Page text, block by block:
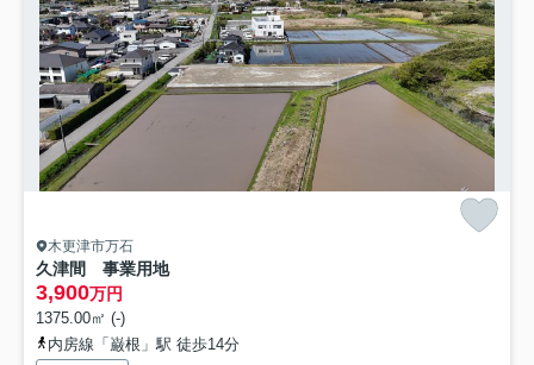
木更津市万石
久津間 事業用地
3,900万円
1375.00㎡ (-)
内房線「巌根」駅 徒歩14分